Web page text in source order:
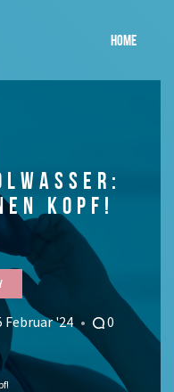
HOME
KOPF!
Februar '24 0